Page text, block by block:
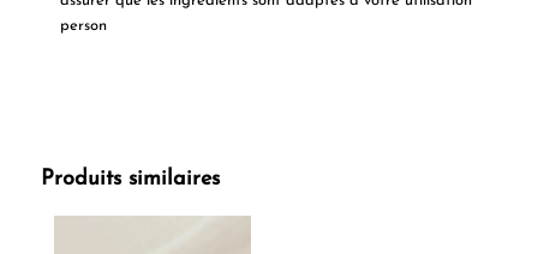
person
Produits similaires